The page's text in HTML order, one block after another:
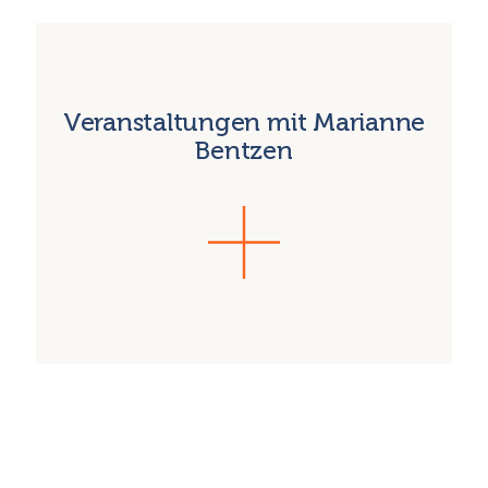
Veranstaltungen mit Marianne
Bentzen